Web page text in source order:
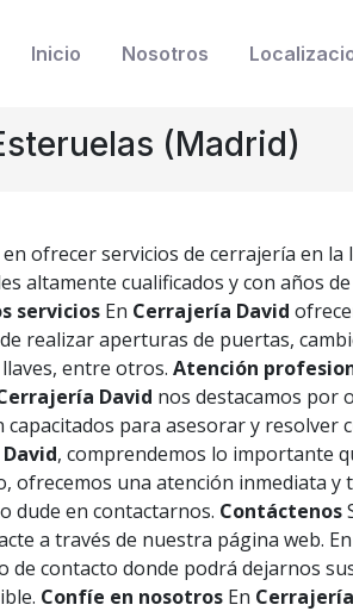
Inicio Nosotros
(Madrid)
ofrecer servicios de cerrajería en
altamente cualificados y con años
servicios En Cerrajería David
realizar aperturas de puertas,
entre otros. Atención
David nos destacamos por
para asesorar y resolver
, comprendemos lo importante
ofrecemos una atención inmediata
dude en contactarnos. Contáctenos
a través de nuestra página web. En
contacto donde podrá dejarnos
Confíe en nosotros En